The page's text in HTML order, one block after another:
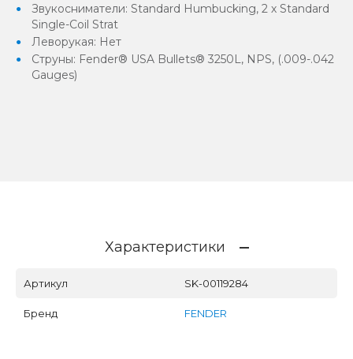
Звукосниматели: Standard Humbucking, 2 х Standard
Single-Coil Strat
Леворукая: Нет
Струны: Fender® USA Bullets® 3250L, NPS, (.009-.042
Gauges)
Характеристики
Артикул SK-00119284
Бренд FENDER